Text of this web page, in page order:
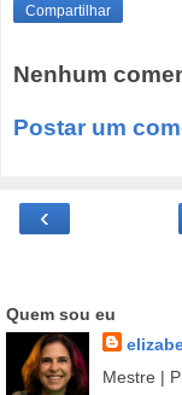
Compartilhar
Nenhum
Postar um
‹
Quem sou eu
Mestre |